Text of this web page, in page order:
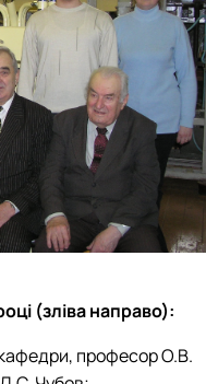
(зліва направо):
кафедри, професор О.В.